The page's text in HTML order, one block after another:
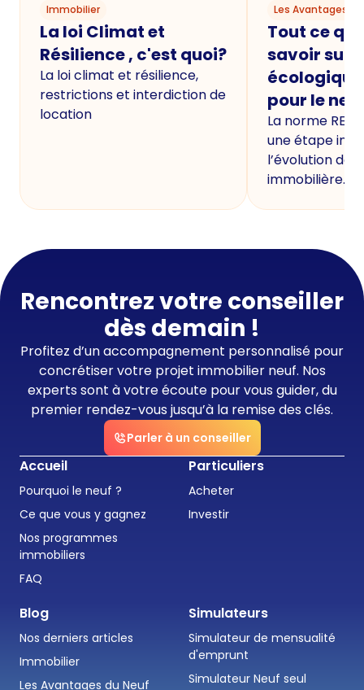
Immobilier
La loi Climat et
Résilience , c'est quoi?
La loi climat et résilience,
restrictions et interdiction de
location
Les Avantages
Tout ce
savoir sur
écologique
pour le
La norme
une étape
l’évolution de
immobilière.
Rencontrez votre conseiller
dès demain !
Profitez d’un accompagnement personnalisé pour
concrétiser votre projet immobilier neuf. Nos
experts sont à votre écoute pour vous guider, du
premier rendez-vous jusqu’à la remise des clés.
Parler à un conseiller
Accueil
Pourquoi le neuf ?
Ce que vous y gagnez
Nos programmes
immobiliers
FAQ
Particuliers
Acheter
Investir
Blog
Nos derniers articles
Immobilier
Les Avantages du Neuf
Simulateurs
Simulateur de mensualité
d'emprunt
Simulateur Neuf seul